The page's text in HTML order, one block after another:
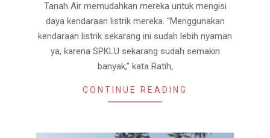
Tanah Air memudahkan mereka untuk mengisi
daya kendaraan listrik mereka. “Menggunakan
kendaraan listrik sekarang ini sudah lebih nyaman
ya, karena SPKLU sekarang sudah semakin
banyak,” kata Ratih,
CONTINUE READING